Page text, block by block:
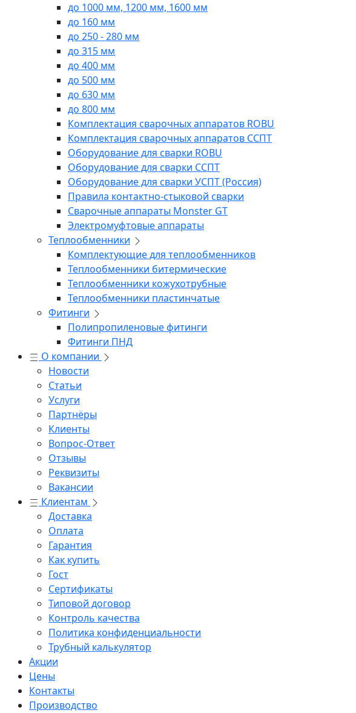
до 1000 мм, 1200 мм, 1600 мм
до 160 мм
до 250 - 280 мм
до 315 мм
до 400 мм
до 500 мм
до 630 мм
до 800 мм
Комплектация сварочных аппаратов ROBU
Комплектация сварочных аппаратов ССПТ
Оборудование для сварки ROBU
Оборудование для сварки ССПТ
Оборудование для сварки УСПТ (Россия)
Правила контактно-стыковой сварки
Сварочные аппараты Monster GT
Электромуфтовые аппараты
Теплообменники
Комплектующие для теплообменников
Теплообменники битермические
Теплообменники кожухотрубные
Теплообменники пластинчатые
Фитинги
Полипропиленовые фитинги
Фитинги ПНД
О компании
Новости
Статьи
Услуги
Партнёры
Клиенты
Вопрос-Ответ
Отзывы
Реквизиты
Вакансии
Клиентам
Доставка
Оплата
Гарантия
Как купить
Гост
Сертификаты
Типовой договор
Контроль качества
Политика конфиденциальности
Трубный калькулятор
Акции
Цены
Контакты
Производство